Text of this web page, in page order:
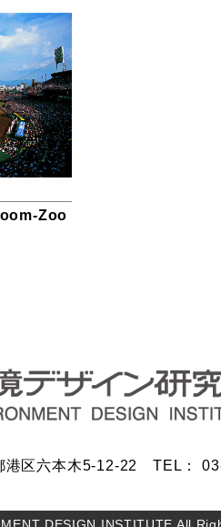
Zoo
区六本木5-12-22 TEL：